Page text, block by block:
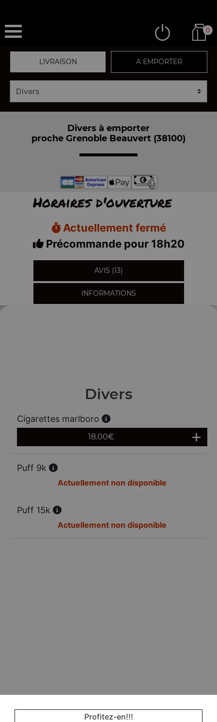
0
LIVRAISON A EMPORTER
Divers à emporter
proche Grenoble Beauvert (38100)
Horaires d'ouverture
Actuellement fermé
Précommande pour 18h20
AVIS (13)
INFORMATIONS
Divers
Cigarettes marlboro
18.00€
Puff 9k
Actuellement non disponible
Puff 15k
Actuellement non disponible
Profitez-en!!!